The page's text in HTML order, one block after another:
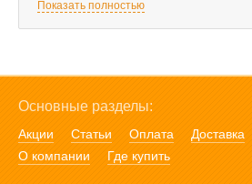
Показать полностью
Основные разделы:
Акции Статьи Оплата Доставка
О компании
Где купить